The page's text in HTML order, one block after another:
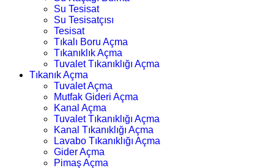
Su Tesisat
Su Tesisatçısı
Tesisat
Tıkalı Boru Açma
Tıkanıklık Açma
Tuvalet Tıkanıklığı Açma
Tıkanık Açma
Tuvalet Açma
Mutfak Gideri Açma
Kanal Açma
Tuvalet Tıkanıklığı Açma
Kanal Tıkanıklığı Açma
Lavabo Tıkanıklığı Açma
Gider Açma
Pimaş Açma